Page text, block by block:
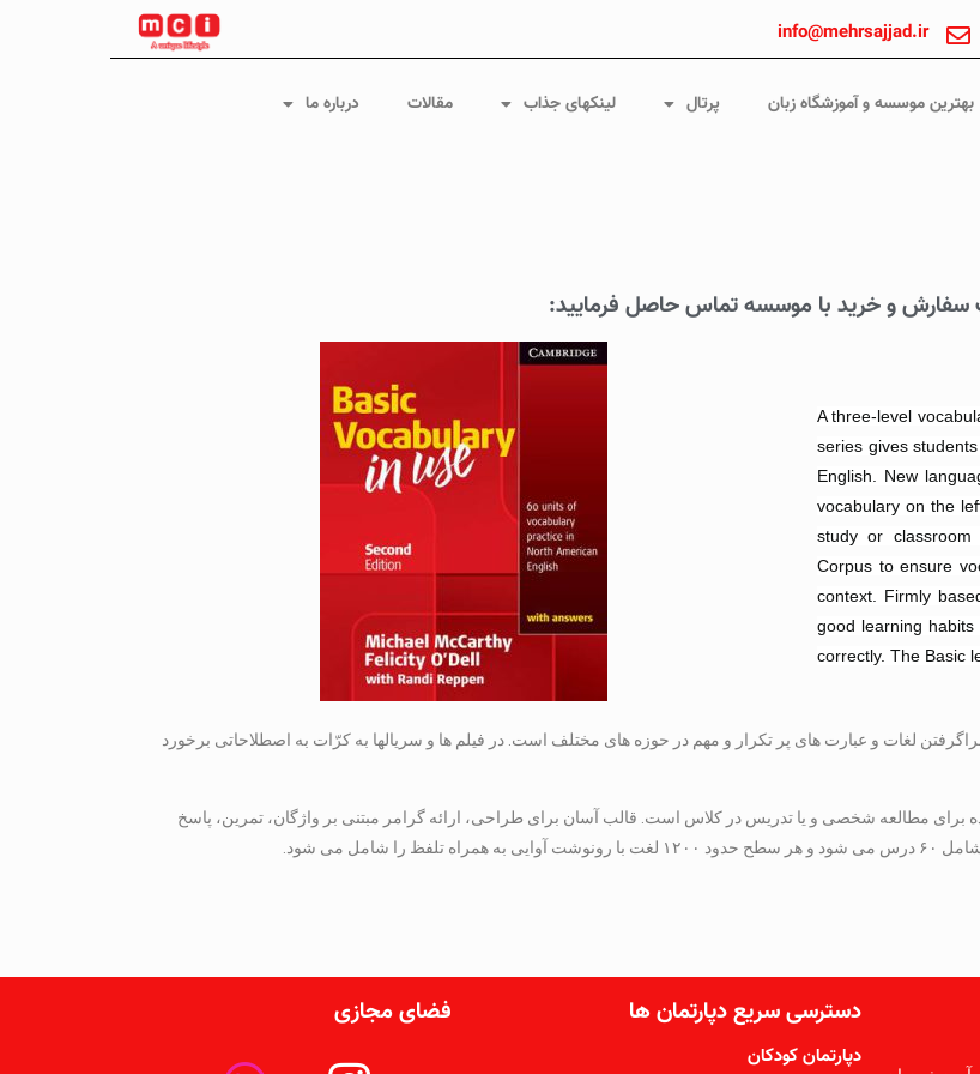
info@mehrsajjad.ir
بهترین موسسه و آموزشگاه زبان پرتال لینکهای جذاب مقالات درباره ما
و خرید با موسسه تماس حاصل فرمایید:
A three-level
series gives
English. New
vocabulary on the
study or
Corpus to ensure
context. Firmly
good learning
correctly. The Basic
لغات و عبارت های پر تکرار و مهم در حوزه های مختلف است. در فیلم ها و سریالها به کرّات به اصطلاحاتی برخورد
برای مطالعه شخصی و یا تدریس در کلاس است. قالب آسان برای طراحی، ارائه گرامر مبتنی بر واژگان، تمرین، پاسخ
می شود.
دسترسی سریع دپارتمان ها
دپارتمان کودکان
فضای مجازی